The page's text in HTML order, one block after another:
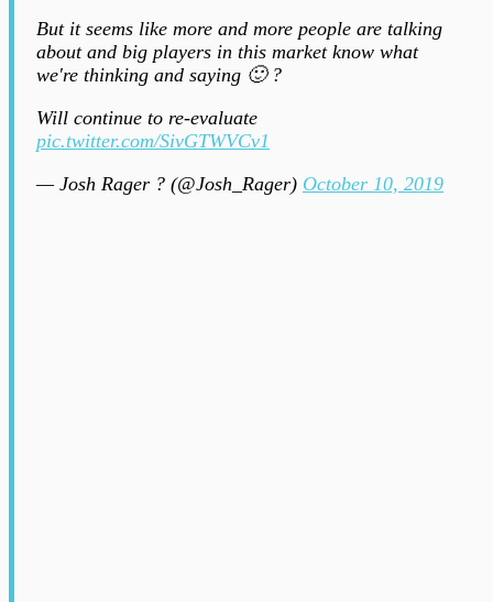
But it seems like more and more people are talking
about and big players in this market know what
we're thinking and saying 🙂 ?
Will continue to re-evaluate
pic.twitter.com/SivGTWVCv1
— Josh Rager ? (@Josh_Rager) October 10, 2019